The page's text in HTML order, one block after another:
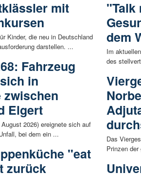
mit
Kinder, die neu in Deutschland
darstellen. ...
Fahrzeug
in
zwischen
Elgert
2026) ereignete sich auf
bei dem ein ...
"eat
zurück
"Talk
dem
Im
des
Das
Prinzen